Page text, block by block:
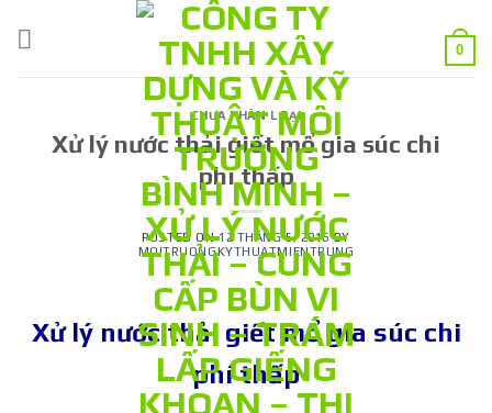
0
CHƯA PHÂN LOẠI
Xử lý nước thải giết mổ gia súc chi
phí thấp
POSTED ON12 THÁNG 5, 2016 BY
MOITRUONGKYTHUATMIENTRUNG
Xử lý nước thải giết mổ gia súc chi
phí thấp